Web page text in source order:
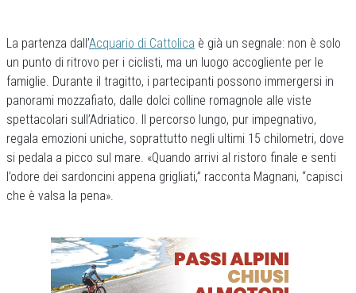
La partenza dall’Acquario di Cattolica è già un segnale: non è solo
un punto di ritrovo per i ciclisti, ma un luogo accogliente per le
famiglie. Durante il tragitto, i partecipanti possono immergersi in
panorami mozzafiato, dalle dolci colline romagnole alle viste
spettacolari sull’Adriatico. Il percorso lungo, pur impegnativo,
regala emozioni uniche, soprattutto negli ultimi 15 chilometri, dove
si pedala a picco sul mare. «Quando arrivi al ristoro finale e senti
l’odore dei sardoncini appena grigliati,” racconta Magnani, “capisci
che è valsa la pena».